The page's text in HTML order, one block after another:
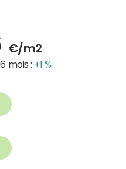
€/m2
mois : +1 %